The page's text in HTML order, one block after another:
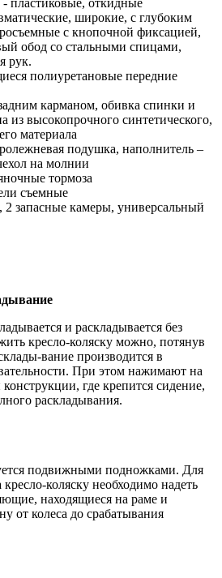
- пластиковые, откидные
широкие, с глубоким
с кнопочной фиксацией,
обод со стальными спицами,
рук.
полиуретановые передние
карманом, обивка спинки и
из высокопрочного синтетического,
материала
подушка, наполнитель –
на молнии
тормоза
съемные
2 запасные камеры, универсальный
и раскладывается без
кресло-коляску можно, потянув
вание производится в
При этом нажимают на
где крепится сидение,
раскладывания.
подвижными подножками. Для
коляску необходимо надеть
находящиеся на раме и
от колеса до срабатывания